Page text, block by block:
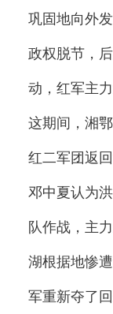
巩固地向外
政权脱节，
动，红军主
这期间，湘
红二军团返
邓中夏认为
队作战，主
湖根据地惨
军重新夺了回